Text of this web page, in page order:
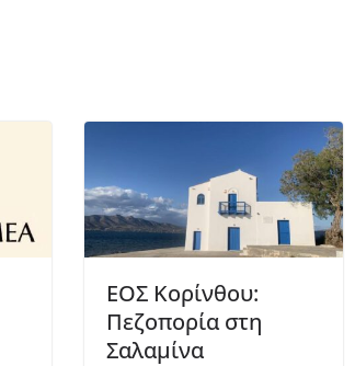
ΕΟΣ Κορίνθου:
Πεζοπορία στη
Σαλαμίνα